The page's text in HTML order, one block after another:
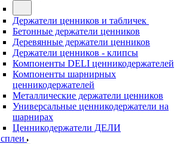
Держатели ценников и табличек
Бетонные держатели ценников
Деревянные держатели ценников
Держатели ценников - клипсы
Компоненты DELI ценникодержателей
Компоненты шарнирных
ценникодержателей
Металлические держатели ценников
Универсальные ценникодержатели на
шарнирах
Ценникодержатели ДЕЛИ